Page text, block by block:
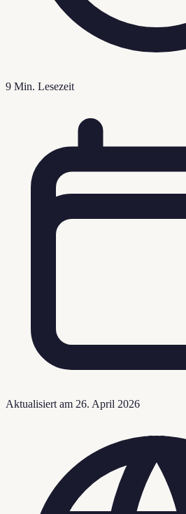
9 Min. Lesezeit
Aktualisiert am 26. April 2026